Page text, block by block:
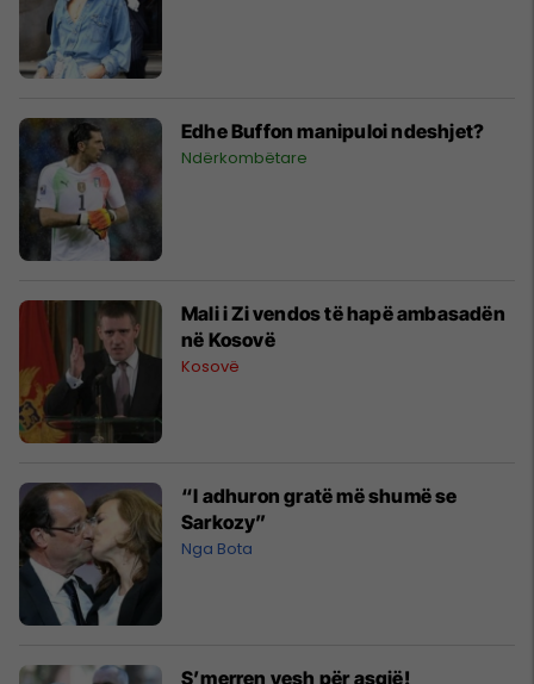
Edhe Buffon manipuloi ndeshjet?
Ndërkombëtare
Mali i Zi vendos të hapë ambasadën
në Kosovë
Kosovë
“I adhuron gratë më shumë se
Sarkozy”
Nga Bota
S’merren vesh për asgjë!